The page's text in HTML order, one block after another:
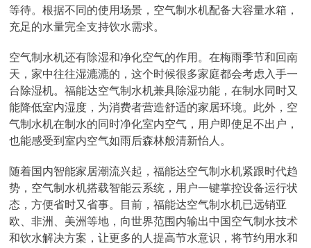
等待。根据不同的使用场景，空气制水机配备大容量水箱，
充足的水量完全支持饮水需求。
空气制水机还有除湿和净化空气的作用。在梅雨季节和回南
天，家中往往湿漉漉的，这个时候很多家庭都会考虑入手一
台除湿机。福能达空气制水机兼具除湿功能，在制水同时又
能降低室内湿度，为消费者营造舒适的家居环境。此外，空
气制水机在制水的同时净化室内空气，用户即使足不出户，
也能感受到室内空气如雨后森林般清新怡人。
随着国内智能家居潮流兴起，福能达空气制水机紧跟时代趋
势，空气制水机搭载智能云系统，用户一键掌控设备运行状
态，方便省时又省事。目前，福能达空气制水机已远销亚
欧、非洲、美洲等地，向世界范围内输出中国空气制水技术
和饮水解决方案，让更多的人提高节水意识，将节约用水和